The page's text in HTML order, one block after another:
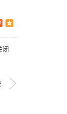
闭